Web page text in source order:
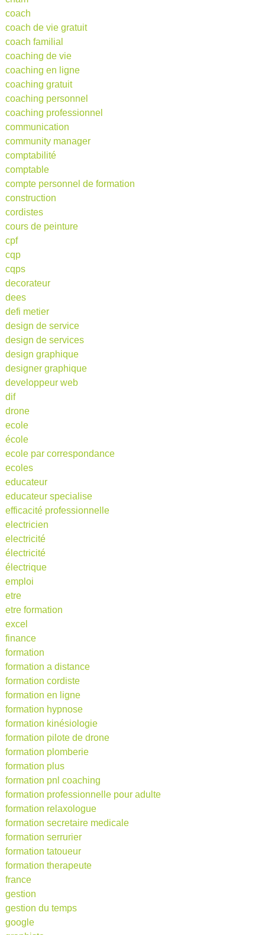
coach
coach de vie gratuit
coach familial
coaching de vie
coaching en ligne
coaching gratuit
coaching personnel
coaching professionnel
communication
community manager
comptabilité
comptable
compte personnel de formation
construction
cordistes
cours de peinture
cpf
cqp
cqps
decorateur
dees
defi metier
design de service
design de services
design graphique
designer graphique
developpeur web
dif
drone
ecole
école
ecole par correspondance
ecoles
educateur
educateur specialise
efficacité professionnelle
electricien
electricité
électricité
électrique
emploi
etre
etre formation
excel
finance
formation
formation a distance
formation cordiste
formation en ligne
formation hypnose
formation kinésiologie
formation pilote de drone
formation plomberie
formation plus
formation pnl coaching
formation professionnelle pour adulte
formation relaxologue
formation secretaire medicale
formation serrurier
formation tatoueur
formation therapeute
france
gestion
gestion du temps
google